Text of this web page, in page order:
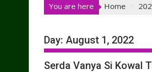
You are here Home
Day: August 1, 2022
Serda Vanya Si Kowal